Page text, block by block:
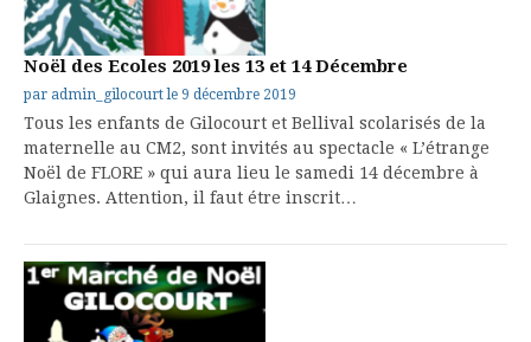
Noël des Ecoles 2019 les 13 et 14 Décembre
par admin_gilocourt le 9 décembre 2019
Tous les enfants de Gilocourt et Bellival scolarisés de la
maternelle au CM2, sont invités au spectacle « L’étrange
Noël de FLORE » qui aura lieu le samedi 14 décembre à
Glaignes. Attention, il faut étre inscrit…